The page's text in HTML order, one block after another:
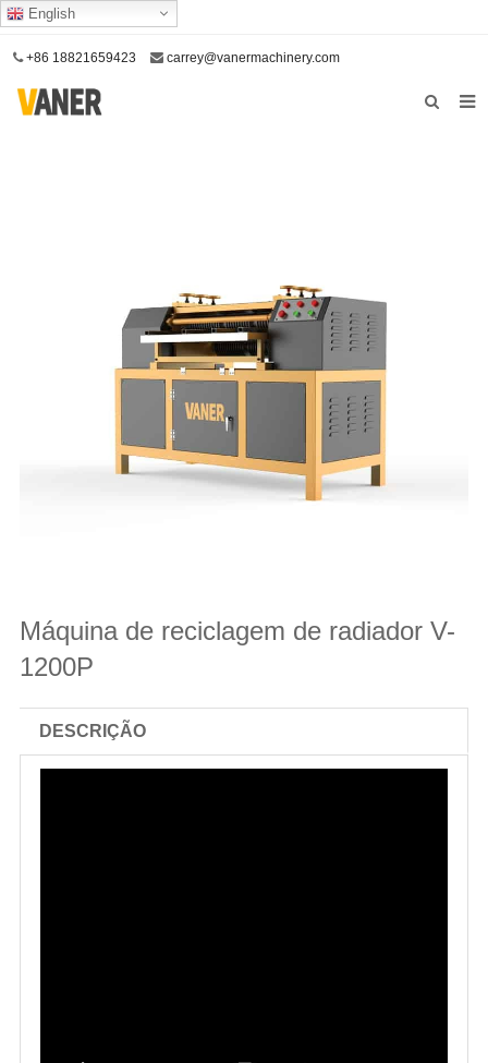
English
+86 18821659423 carrey@vanermachinery.com
Contate-nos
Máquina de reciclagem de radiador V-
1200P
DESCRIÇÃO